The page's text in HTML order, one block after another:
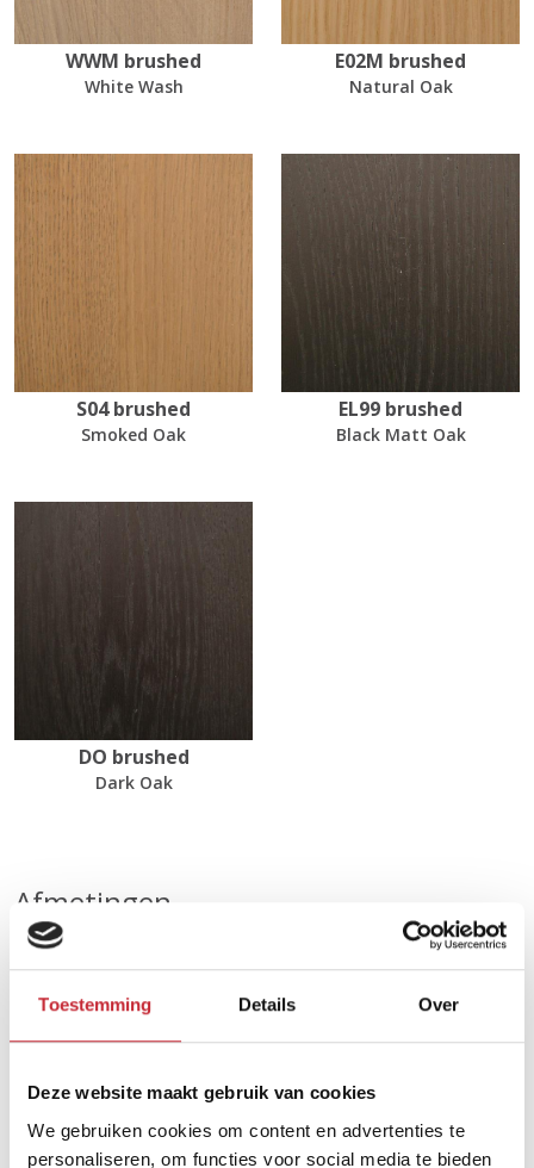
Toestemming Details Over
Deze website maakt gebruik van cookies
We gebruiken cookies om content en advertenties te
personaliseren, om functies voor social media te bieden
WWM brushed
White Wash
E02M brushed
Natural Oak
S04 brushed
Smoked Oak
EL99 brushed
Black Matt Oak
DO brushed
Dark Oak
Afmetingen
dealer in ons netwerk